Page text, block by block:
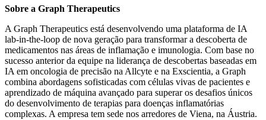
Sobre a Graph Therapeutics
A Graph Therapeutics está desenvolvendo uma plataforma de IA
lab-in-the-loop de nova geração para transformar a descoberta de
medicamentos nas áreas de inflamação e imunologia. Com base no
sucesso anterior da equipe na liderança de descobertas baseadas em
IA em oncologia de precisão na Allcyte e na Exscientia, a Graph
combina abordagens sofisticadas com células vivas de pacientes e
aprendizado de máquina avançado para superar os desafios únicos
do desenvolvimento de terapias para doenças inflamatórias
complexas. A empresa tem sede nos arredores de Viena, na Áustria.